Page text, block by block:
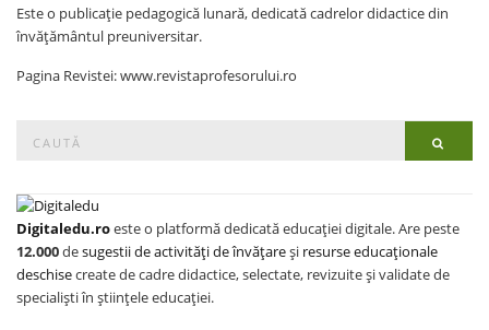
Este o publicație pedagogică lunară, dedicată cadrelor didactice din
învățământul preuniversitar.
Pagina Revistei: www.revistaprofesorului.ro
for:
Digitaledu.roeste o platformă dedicată educației digitale. Are peste
12.000desugestii de activități de învățareși resurse educaționale
deschisecreate de cadre didactice, selectate, revizuite și validate de
specialiști în științele educației.